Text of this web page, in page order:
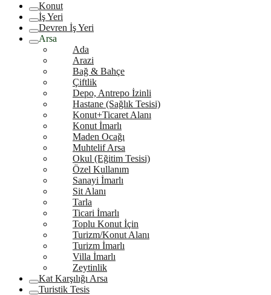
Konut
İş Yeri
Devren İş Yeri
Arsa
Ada
Arazi
Bağ & Bahçe
Çiftlik
Depo, Antrepo İzinli
Hastane (Sağlık Tesisi)
Konut+Ticaret Alanı
Konut İmarlı
Maden Ocağı
Muhtelif Arsa
Okul (Eğitim Tesisi)
Özel Kullanım
Sanayi İmarlı
Sit Alanı
Tarla
Ticari İmarlı
Toplu Konut İçin
Turizm/Konut Alanı
Turizm İmarlı
Villa İmarlı
Zeytinlik
Kat Karşılığı Arsa
Turistik Tesis